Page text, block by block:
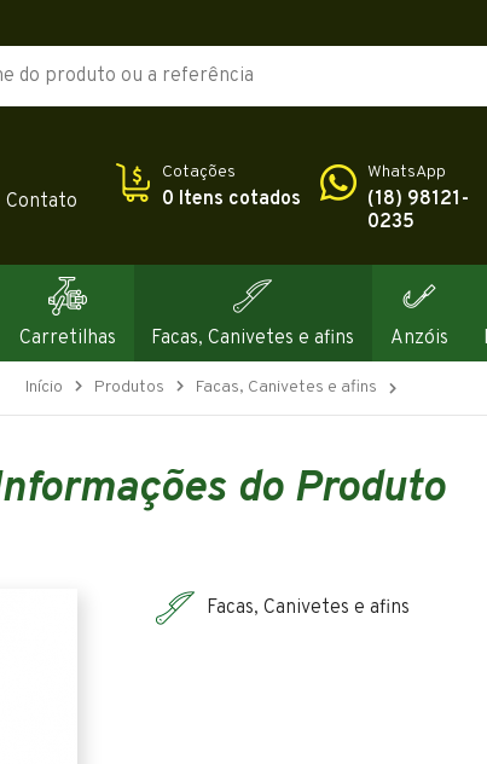
Contato
Cotações
0 Itens cotados
WhatsApp
(18) 98121-
0235
Carretilhas Facas, Canivetes e afins Anzóis
Início Produtos Facas, Canivetes e afins
do Produto
Facas, Canivetes e afins